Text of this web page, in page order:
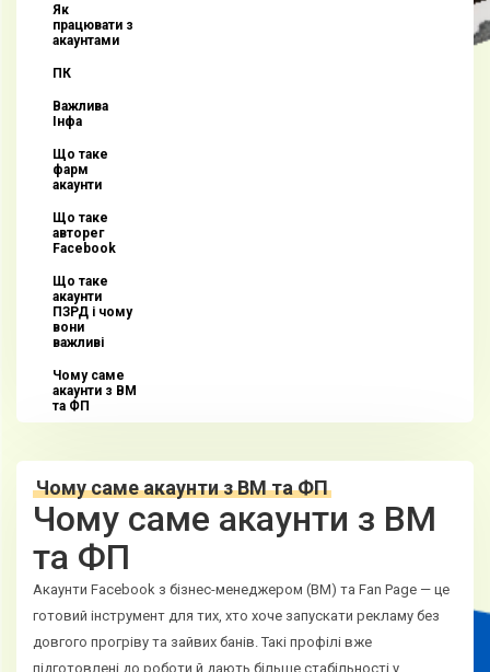
Як
працювати з
акаунтами
ПК
Важлива
Інфа
Що таке
фарм
акаунти
Що таке
авторег
Facebook
Що таке
акаунти
ПЗРД і чому
вони
важливі
Чому саме
акаунти з BM
та ФП
Чому саме акаунти з BM та ФП
Чому саме акаунти з BM
та ФП
Акаунти Facebook з бізнес-менеджером (BM) та Fan Page — це
готовий інструмент для тих, хто хоче запускати рекламу без
довгого прогріву та зайвих банів. Такі профілі вже
підготовлені до роботи й дають більше стабільності у